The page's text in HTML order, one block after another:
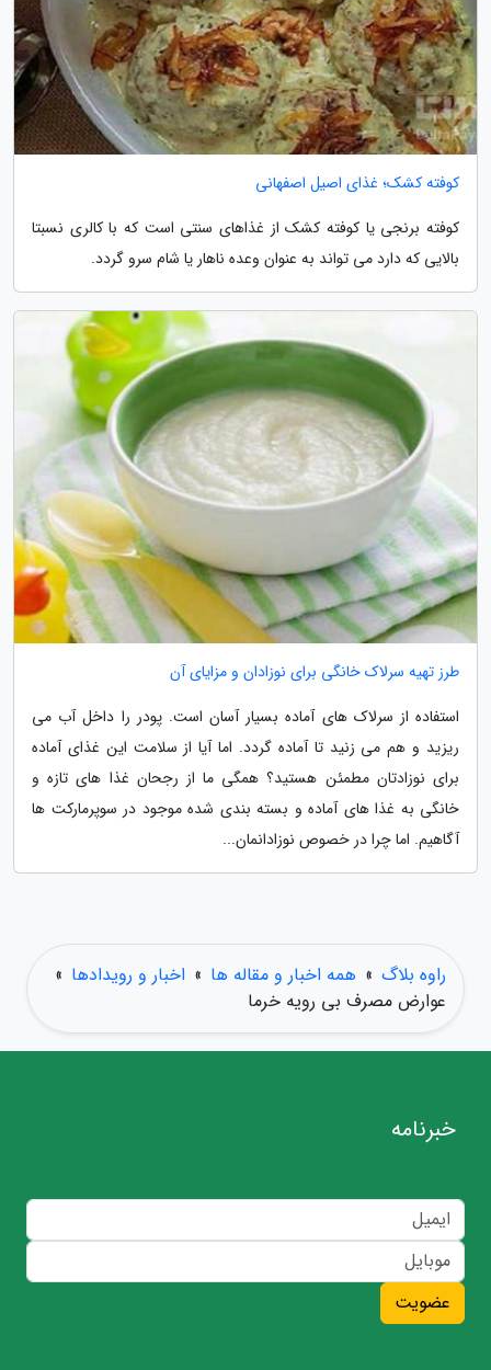
کوفته کشک؛ غذای اصیل اصفهانی
کوفته برنجی یا کوفته کشک از غذاهای سنتی است که با کالری نسبتا
بالایی که دارد می تواند به عنوان وعده ناهار یا شام سرو گردد.
طرز تهیه سرلاک خانگی برای نوزادان و مزایای آن
استفاده از سرلاک های آماده بسیار آسان است. پودر را داخل آب می
ریزید و هم می زنید تا آماده گردد. اما آیا از سلامت این غذای آماده
برای نوزادتان مطمئن هستید؟ همگی ما از رجحان غذا های تازه و
خانگی به غذا های آماده و بسته بندی شده موجود در سوپرمارکت ها
آگاهیم. اما چرا در خصوص نوزادانمان...
راوه بلاگ » همه اخبار و مقاله ها » اخبار و رویدادها »
عوارض مصرف بی رویه خرما
خبرنامه
عضویت